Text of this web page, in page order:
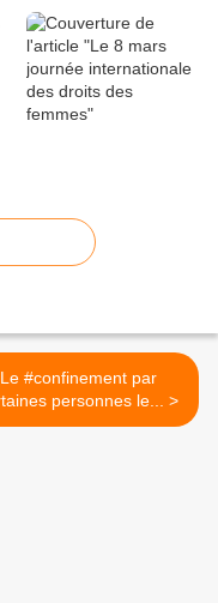
Le #confinement par
certaines personnes le... >